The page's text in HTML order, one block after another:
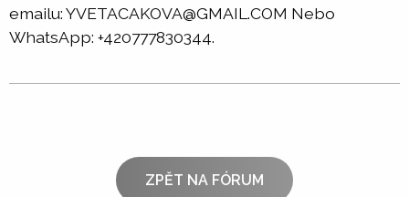
emailu: YVETACAKOVA@GMAIL.COM Nebo
WhatsApp: +420777830344.
ZPĚT NA FÓRUM